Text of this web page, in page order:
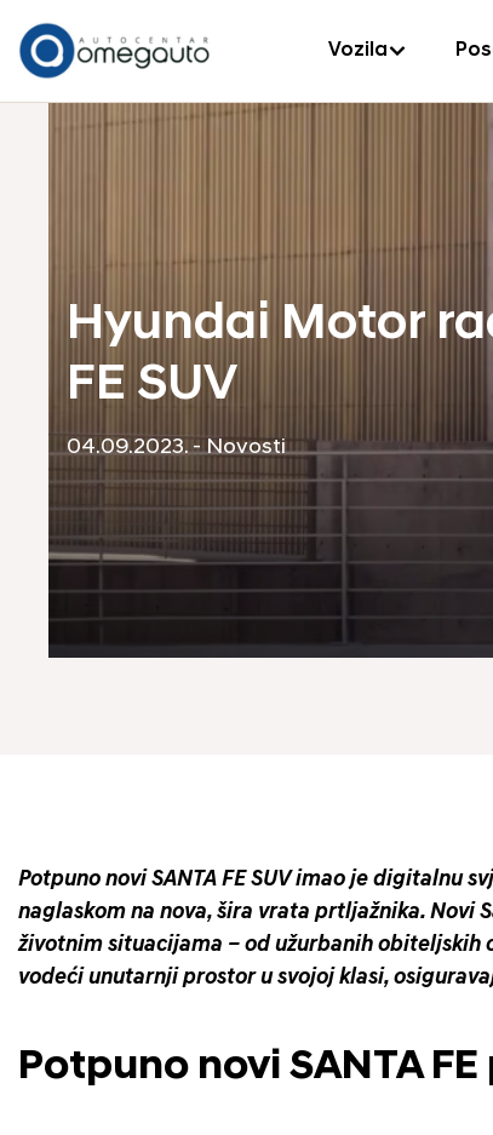
Vozila
Hyundai Motor
FE SUV
04.09.2023. - Novosti
Potpuno novi SANTA FE SUV imao je digitalnu
naglaskom na nova, šira vrata prtljažnika. Novi
životnim situacijama – od užurbanih obiteljskih
vodeći unutarnji prostor u svojoj klasi,
Potpuno novi SANTA